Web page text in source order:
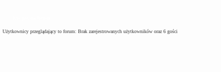
Użytkownicy przeglądający to forum: Brak zarejestrowanych użytkowników oraz 6 gości